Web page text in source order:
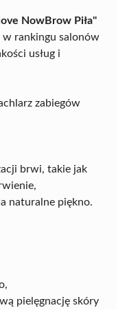
NowBrow Piła"
w rankingu salonów
usług i
zabiegów
brwi, takie jak
naturalne piękno.
pielęgnację skóry